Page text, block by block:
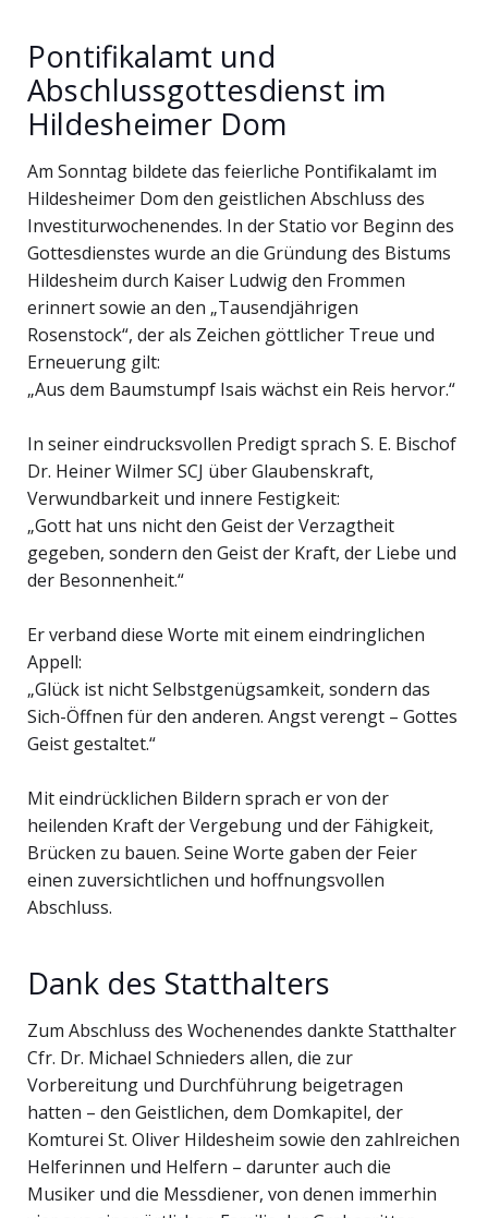
Pontifikalamt und
Abschlussgottesdienst im
Hildesheimer Dom
Am Sonntag bildete das feierliche Pontifikalamt im
Hildesheimer Dom den geistlichen Abschluss des
Investiturwochenendes. In der Statio vor Beginn des
Gottesdienstes wurde an die Gründung des Bistums
Hildesheim durch Kaiser Ludwig den Frommen
erinnert sowie an den „Tausendjährigen
Rosenstock“, der als Zeichen göttlicher Treue und
Erneuerung gilt:
„Aus dem Baumstumpf Isais wächst ein Reis hervor.“
In seiner eindrucksvollen Predigt sprach S. E. Bischof
Dr. Heiner Wilmer SCJ über Glaubenskraft,
Verwundbarkeit und innere Festigkeit:
„Gott hat uns nicht den Geist der Verzagtheit
gegeben, sondern den Geist der Kraft, der Liebe und
der Besonnenheit.“
Er verband diese Worte mit einem eindringlichen
Appell:
„Glück ist nicht Selbstgenügsamkeit, sondern das
Sich-Öffnen für den anderen. Angst verengt – Gottes
Geist gestaltet.“
Mit eindrücklichen Bildern sprach er von der
heilenden Kraft der Vergebung und der Fähigkeit,
Brücken zu bauen. Seine Worte gaben der Feier
einen zuversichtlichen und hoffnungsvollen
Abschluss.
Dank des Statthalters
Zum Abschluss des Wochenendes dankte Statthalter
Cfr. Dr. Michael Schnieders allen, die zur
Vorbereitung und Durchführung beigetragen
hatten – den Geistlichen, dem Domkapitel, der
Komturei St. Oliver Hildesheim sowie den zahlreichen
Helferinnen und Helfern – darunter auch die
Musiker und die Messdiener, von denen immerhin